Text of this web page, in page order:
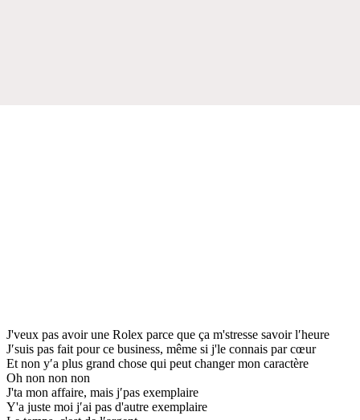
J'veux pas avoir une Rolex parce que ça m'stresse savoir l′heure
J′suis pas fait pour ce business, même si j'le connais par cœur
Et non y′a plus grand chose qui peut changer mon caractère
Oh non non non
J'ta mon affaire, mais j′pas exemplaire
Y'a juste moi j′ai pas d'autre exemplaire